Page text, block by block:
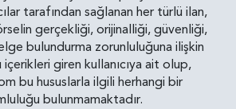
tarafından sağlanan her türlü ilan,
gerçekliği, orijinalliği, güvenliği,
bulundurma zorunluluğuna ilişkin
giren kullanıcıya ait olup,
bu hususlarla ilgili herhangi bir
bulunmamaktadır.